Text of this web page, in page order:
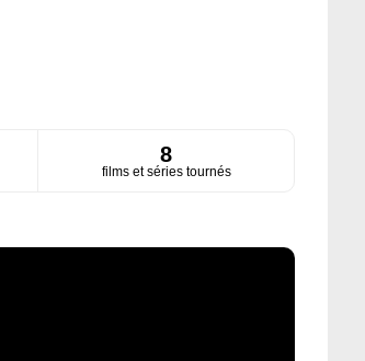
8
films et séries tournés